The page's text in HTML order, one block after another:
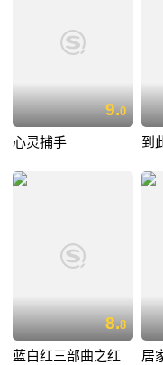
9.0
心灵捕手 到
8.8
蓝白红三部曲之红 居